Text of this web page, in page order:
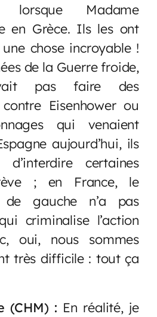
lorsque Madame
en Grèce. Ils les ont
une chose incroyable !
de la Guerre froide,
pas faire des
Eisenhower ou
qui venaient
aujourd’hui, ils
certaines
; en France, le
de gauche n’a pas
criminalise l’action
oui, nous sommes
très difficile : tout ça
(CHM) : En réalité, je